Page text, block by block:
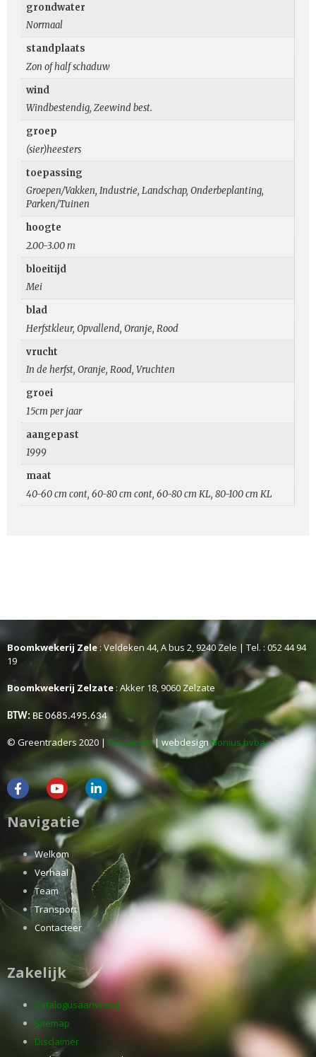
grondwater
Normaal
standplaats
Zon of half schaduw
wind
Windbestendig, Zeewind best.
groep
(sier)heesters
toepassing
Groepen/Vakken, Industrie, Landschap, Onderbeplanting,
Parken/Tuinen
hoogte
2.00-3.00 m
bloeitijd
Mei
blad
Herfstkleur, Opvallend, Oranje, Rood
vrucht
In de herfst, Oranje, Rood, Vruchten
groei
15cm per jaar
aangepast
1999
maat
40-60 cm cont, 60-80 cm cont, 60-80 cm KL, 80-100 cm KL
Boomkwekerij Zele: Veldeken 44, A bus 2, 9240 Zele | Tel. : 052 44 94
19
Boomkwekerij Zelzate : Akker 18, 9060 Zelzate
BTW: BE 0685.495.634
© Greentraders 2020 | Disclaimer| webdesignNonius bvba
Navigatie
Welkom
Verhaal
Team
Transport
Contacteer
Zakelijk
Catalogusaanvraag
Sitemap
Disclaimer